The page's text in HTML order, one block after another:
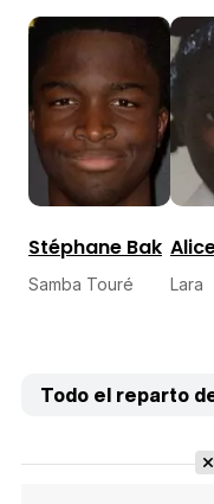
Stéphane Bak
Samba Touré Lara
Todo el reparto